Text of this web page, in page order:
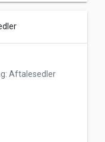
Aftalesedler